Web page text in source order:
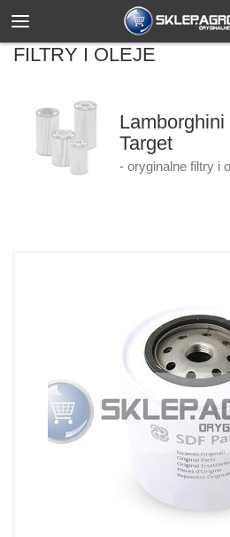
FILTRY I OLEJE
Target
- oryginalne filtry i